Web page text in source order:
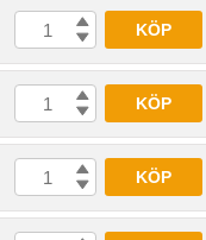
KÖP
KÖP
KÖP